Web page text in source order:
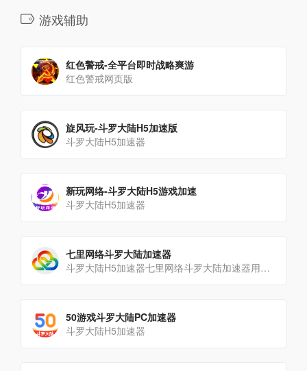
游戏辅助
红色警戒-全平台即时战略爽游
红色警戒网页版
旋风玩-斗罗大陆H5加速版
斗罗大陆H5加速器
新玩网络-斗罗大陆H5游戏加速
斗罗大陆H5加速器
七里网络斗罗大陆加速器
斗罗大陆H5加速器七里网络斗罗大陆加速器用法介绍1.在本页面登录七里平台帐号，如无帐号可以点击“立即注册[…]
50游戏斗罗大陆PC加速器
斗罗大陆H5加速器